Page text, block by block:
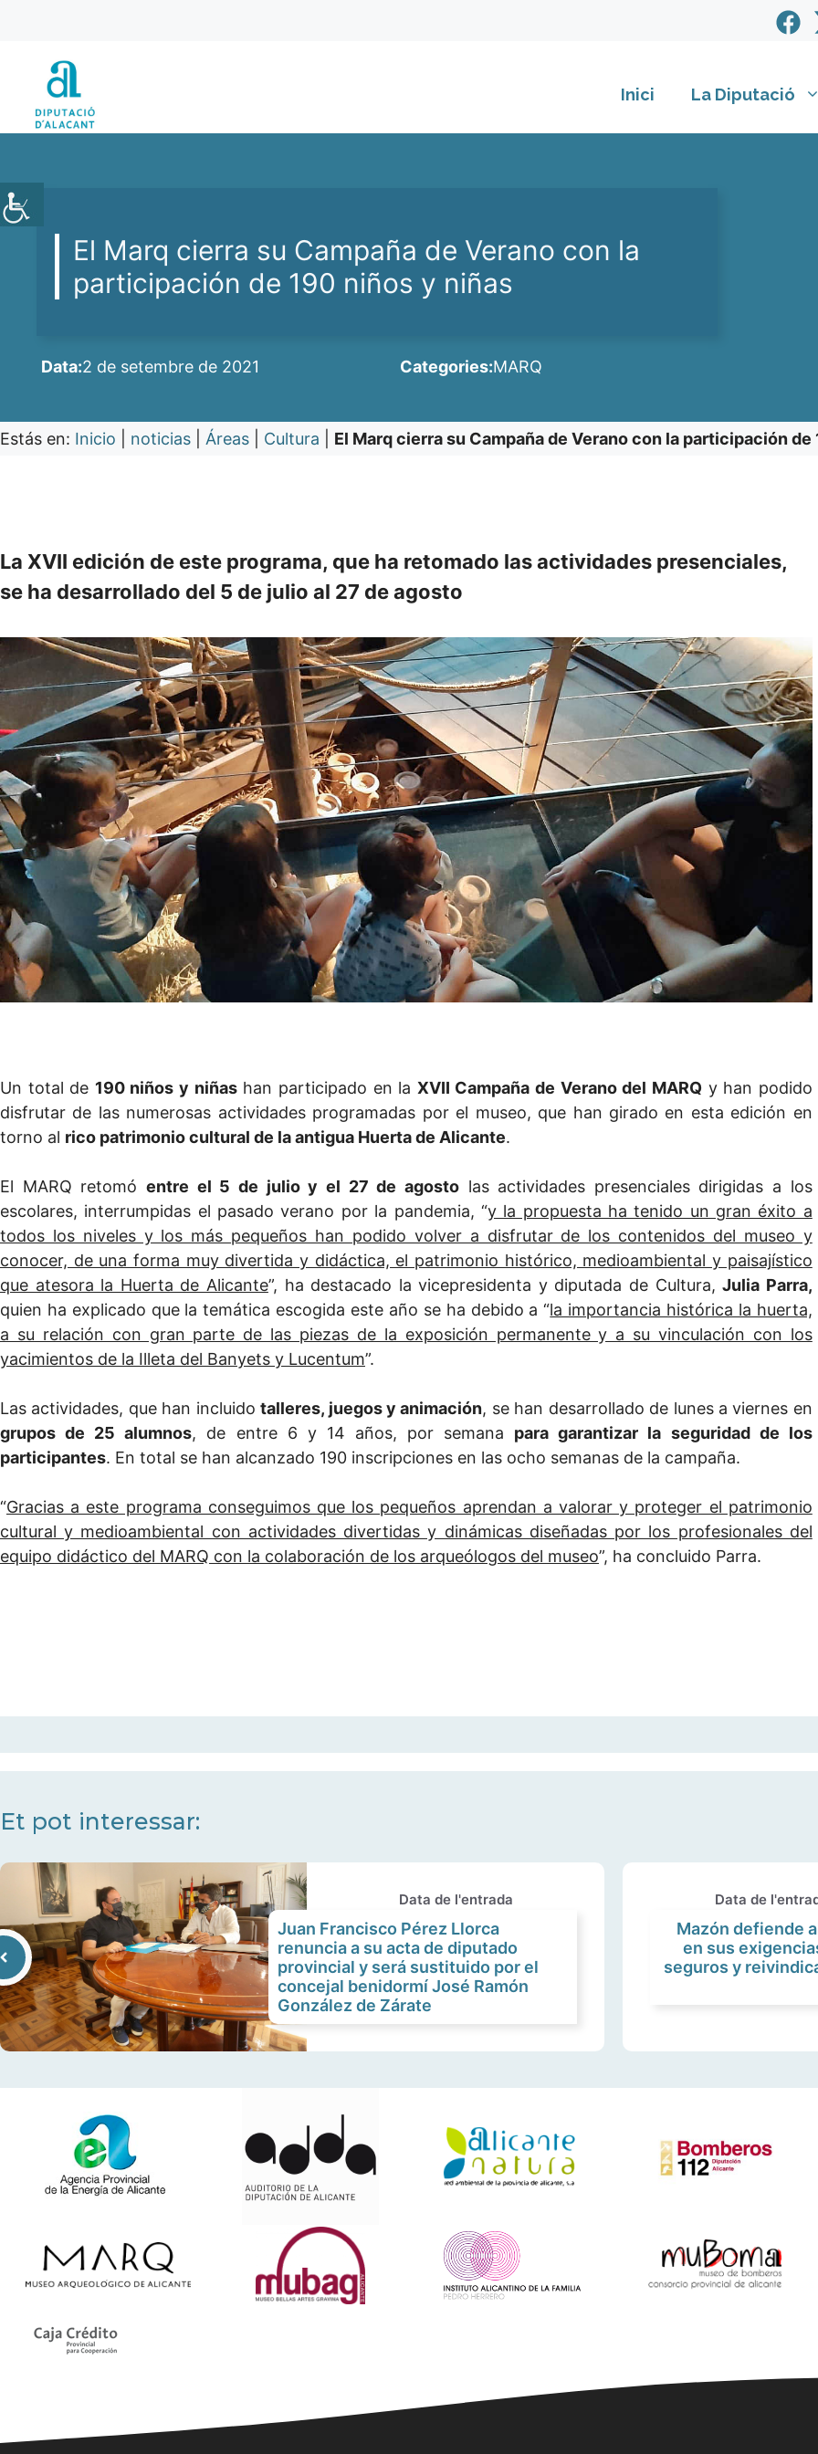
contingut
Inici La Diputació
El Marq cierra su Campaña de Verano con la
participación de 190 niños y niñas
Data:2 de setembre de 2021 Categories:MARQ
Estás en: Inicio noticias Áreas Cultura El Marq cierra su Campaña de Verano con la participación
La XVII edición de este programa, que ha retomado las actividades presenciales,
se ha desarrollado del 5 de julio al 27 de agosto
Un total de 190 niños y niñashan participado en la XVII Campaña de Verano del MARQy han podido
disfrutar de las numerosas actividades programadas por el museo, que han girado en esta edición en
torno al rico patrimonio cultural de la antigua Huerta de Alicante.
El MARQ retomó entre el 5 de julio y el 27 de agostolas actividades presenciales dirigidas a los
escolares, interrumpidas el pasado verano por la pandemia, “y la propuesta ha tenido un gran éxito a
todos los niveles y los más pequeños han podido volver a disfrutar de los contenidos del museo y
conocer, de una forma muy divertida y didáctica, el patrimonio histórico, medioambiental y paisajístico
que atesora la Huerta de Alicante”, ha destacado la vicepresidenta y diputada de Cultura,Julia Parra,
quien ha explicado que la temática escogida este año se ha debido a “la importancia histórica la huerta,
a su relación con gran parte de las piezas de la exposición permanente y a su vinculación con los
yacimientos de la Illeta del Banyets y Lucentum”.
Las actividades, que han incluidotalleres, juegos y animación, se han desarrollado de lunes a viernes en
grupos de 25 alumnos, de entre 6 y 14 años, por semana para garantizar la seguridad de los
participantes. En total se han alcanzado 190 inscripciones en las ocho semanas de la campaña.
“Gracias a este programa conseguimos que los pequeños aprendan a valorar y proteger el patrimonio
cultural y medioambiental con actividades divertidas y dinámicas diseñadas por los profesionales del
equipo didáctico del MARQ con la colaboración de los arqueólogos del museo”, ha concluido Parra.
Et pot interessar:
Data de l'entrada
Juan Francisco Pérez Llorca
renuncia a su acta de diputado
provincial y será sustituido por el
concejal benidormí José Ramón
González de Zárate
Data de
Mazón defiende
en sus
seguros y